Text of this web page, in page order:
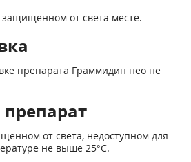
от света месте.
препарата Граммидин нео не
от света, недоступном для
не выше 25°С.